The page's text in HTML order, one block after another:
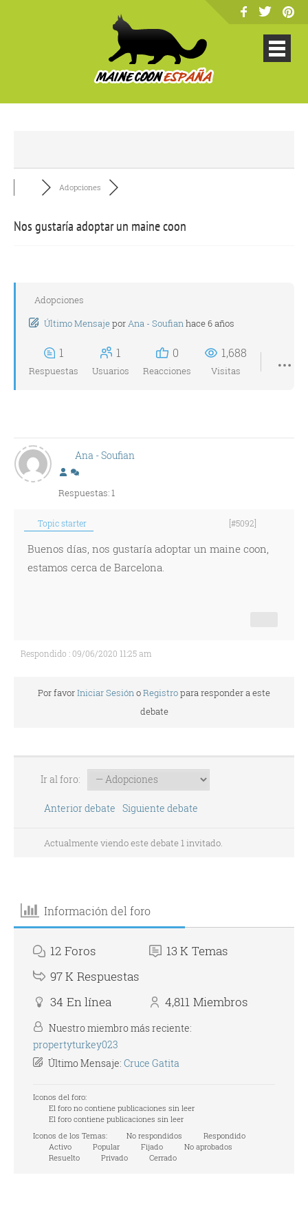
Adopciones
Nos gustaría adoptar un maine coon
Adopciones
Último MensajeporAna - Soufianhace 6 años
1
Respuestas
1
Usuarios
0
Reacciones
1,688
Visitas
Ana - Soufian
Respuestas: 1
Topic starter [#5092]
Buenos días, nos gustaría adoptar un maine coon,
estamos cerca de Barcelona.
Respondido : 09/06/2020 11:25 am
Por favorIniciar SesiónoRegistropara responder a este
debate
Ir al foro:
Anterior debate Siguiente debate
Actualmente viendo este debate 1 invitado.
Información del foro
12 Foros 13 K Temas
97 K Respuestas
34 En línea 4,811 Miembros
Nuestro miembro más reciente:
propertyturkey023
Último Mensaje: Cruce Gatita
Iconos del foro:
El foro no contiene publicaciones sin leer
El foro contiene publicaciones sin leer
Iconos de los Temas:
No respondidos
Respondido
Activo
Popular Fijado
No aprobados
Resuelto
Privado Cerrado